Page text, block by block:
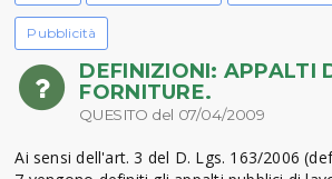
Pubblicità
DEFINIZIONI: APPALTI
FORNITURE.
QUESITO del 07/04/2009
Ai sensi dell'art. 3 del D. Lgs. 163/2006